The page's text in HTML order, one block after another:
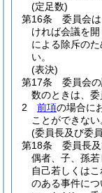
(定足数)
第16条
委員会
ければ会議を開
による除斥の
い。
(表決)
第17条
委員会
数のときは、委
2
前項の場合に
ことができない
(委員長及び委
第18条
委員長
偶者、子、孫
自己若しくは
のある事件に